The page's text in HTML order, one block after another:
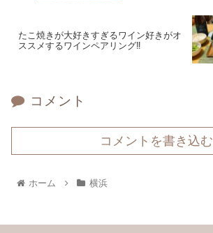
たこ焼きが大好きすぎるワイン好きがオ
ススメするワインペアリング‼
コメント
コメントを書き込む
ホーム 横浜